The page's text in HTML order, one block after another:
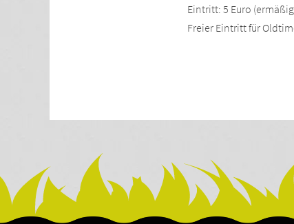
Eintritt: 5 Euro
Freier Eintritt für